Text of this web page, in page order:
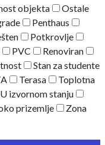
objekta
Ostale
Penthaus
Potkrovlje
PVC
Renoviran
Stan za studente
Terasa
Toplotna
U izvornom stanju
prizemlje
Zona